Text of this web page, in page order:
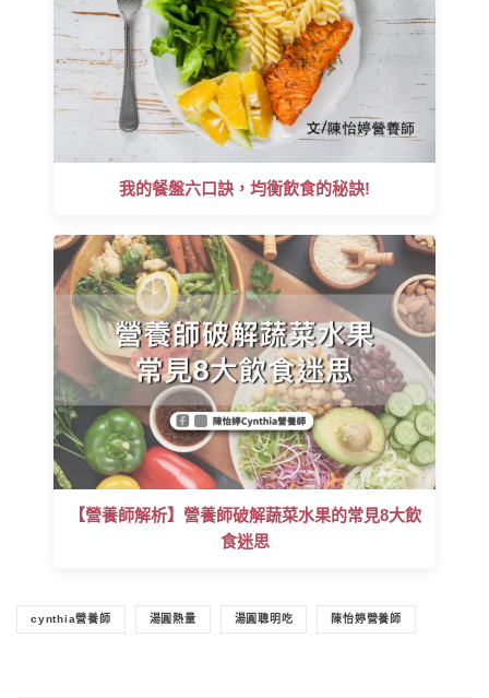
我的餐盤六口訣，均衡飲食的秘訣!
【營養師解析】營養師破解蔬菜水果的常見8大飲
食迷思
cynthia營養師 湯圓熱量 湯圓聰明吃 陳怡婷營養師